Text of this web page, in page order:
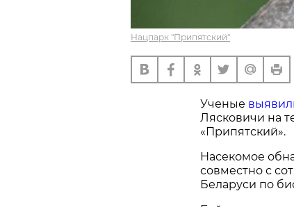
Нацпарк "Припятский"
Ученые
Лясковичи на
«Припятский».
Насекомое
совместно с
Беларуси по